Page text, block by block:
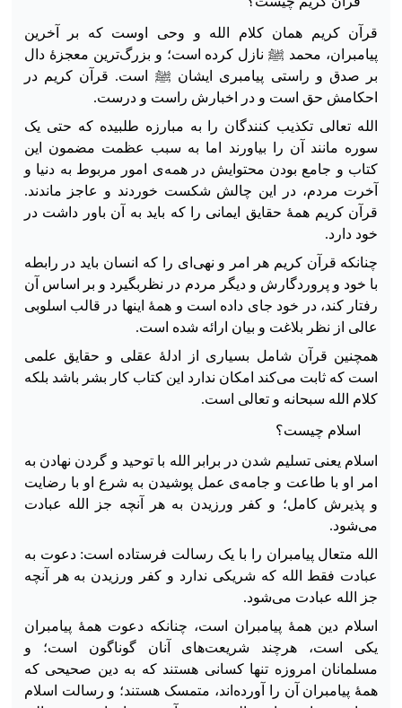
قرآن کریم همان کلام الله و وحی اوست که بر آخرین
پیامبران، محمد ﷺ نازل کرده است؛ و بزرگ‌ترین معجزهٔ دال
بر صدق و راستی پیامبری ایشان ﷺ است. قرآن کریم در
احکامش حق است و در اخبارش راست و درست.
الله تعالی تکذیب کنندگان را به مبارزه طلبیده که حتی یک
سوره مانند آن را بیاورند اما به سبب عظمت مضمون این
کتاب و جامع بودن محتوایش در همه‌ی امور مربوط به دنیا و
آخرت مردم، در این چالش شکست خوردند و عاجز ماندند.
قرآن کریم همهٔ حقایق ایمانی را که باید به آن باور داشت در
خود دارد.
چنانکه قرآن کریم هر امر و نهی‌ای را که انسان باید در رابطه
با خود و پروردگارش و دیگر مردم در نظربگیرد و بر اساس آن
رفتار کند، در خود جای داده است و همهٔ اینها در قالب اسلوبی
عالی از نظر بلاغت و بیان ارائه شده است.
همچنین قرآن شامل بسیاری از ادلهٔ عقلی و حقایق علمی
است که ثابت می‌کند امکان ندارد این کتاب کار بشر باشد بلکه
کلام الله سبحانه و تعالی است.
اسلام چیست؟
اسلام یعنی تسلیم شدن در برابر الله با توحید و گردن نهادن به
امر او با طاعت و جامه‌ی عمل پوشیدن به شرع او با رضایت
و پذیرش کامل؛ و کفر ورزیدن به هر آنچه جز الله عبادت
می‌شود.
الله متعال پیامبران را با یک رسالت فرستاده است: دعوت به
عبادت فقط الله که شریکی ندارد و کفر ورزیدن به هر آنچه
جز الله عبادت می‌شود.
اسلام دین همهٔ پیامبران است، چنانکه دعوت همهٔ پیامبران
یکی است، هرچند شریعت‌های آنان گوناگون است؛ و
مسلمانان امروزه تنها کسانی هستند که به دین صحیحی که
همهٔ پیامبران آن را آورده‌اند، متمسک هستند؛ و رسالت اسلام